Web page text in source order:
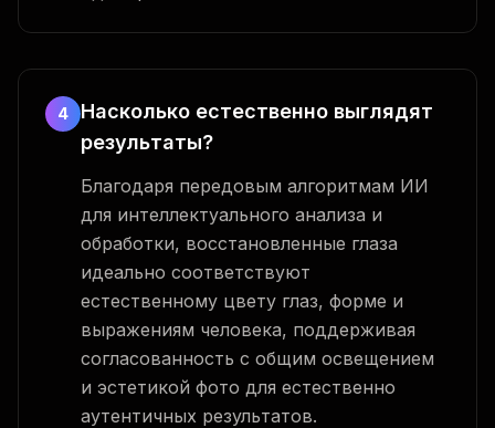
4
Насколько естественно выглядят
результаты?
Благодаря передовым алгоритмам ИИ
для интеллектуального анализа и
обработки, восстановленные глаза
идеально соответствуют
естественному цвету глаз, форме и
выражениям человека, поддерживая
согласованность с общим освещением
и эстетикой фото для естественно
аутентичных результатов.